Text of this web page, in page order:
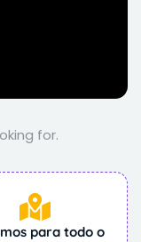
para todo o
for.